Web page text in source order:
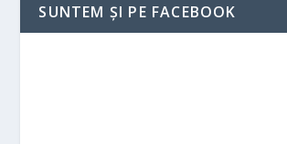
SUNTEM ȘI PE FACEBOOK